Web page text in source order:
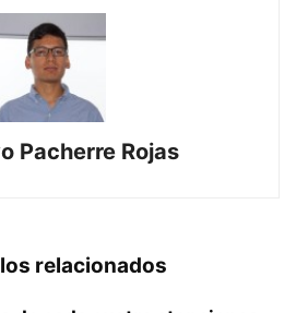
Pacherre Rojas
relacionados